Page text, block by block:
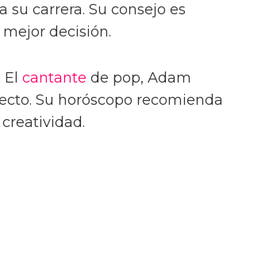
carrera. Su consejo es
decisión.
cantante de pop, Adam
Su horóscopo recomienda